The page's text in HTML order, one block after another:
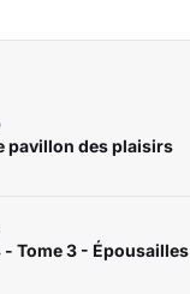
pavillon des plaisirs
- Tome 3 - Épousailles